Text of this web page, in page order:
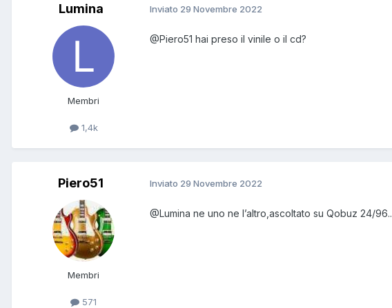
Lumina
Membri
1,4k
Inviato 29 Novembre 2022
@Piero51 hai preso il vinile o il cd?
Piero51
Membri
571
Inviato 29 Novembre 2022
@Lumina ne uno ne l’altro,ascoltato su Qobuz 24/96..